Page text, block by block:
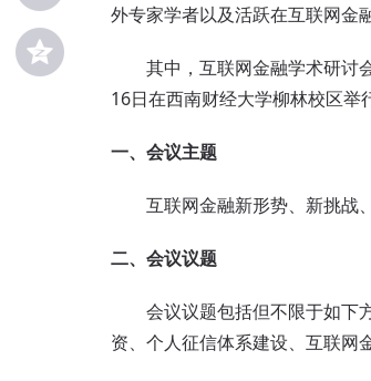
外专家学者以及活跃在互联网金
其中，互联网金融学术研讨会
16日在西南财经大学柳林校区举
一、会议主题
互联网金融新形势、新挑战
二、会议议题
会议议题包括但不限于如下方
资、个人征信体系建设、互联网